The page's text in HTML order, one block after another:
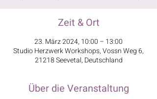
Zeit & Ort
23. März 2024, 10:00 – 13:00
Studio Herzwerk Workshops, Vossn Weg 6,
21218 Seevetal, Deutschland
Über die Veranstaltung